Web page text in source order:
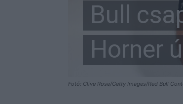
Fotó: Clive Rose/Getty Images/Red Bull
Bull
Horner